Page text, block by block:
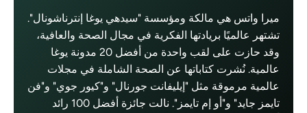
ميرا واتس هي مالكة ومؤسسة "سيدهي يوغا إنترناشونال".
تشتهر عالميًا بريادتها الفكرية في مجال الصحة والعافية،
وقد حازت على لقب واحدة من أفضل 20 مدونة يوغا
عالمية. نُشرت كتاباتها عن الصحة الشاملة في مجلات
عالمية مرموقة مثل "إيليفانت جورنال" و"كيور جوي" و"فن
تايمز جايد" و"أو إم تايمز". نالت جائزة أفضل 100 رائد